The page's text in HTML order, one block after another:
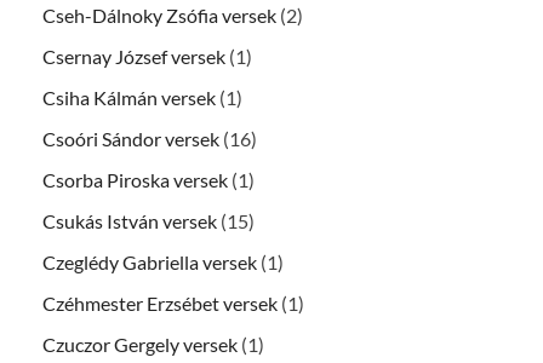
Cseh-Dálnoky Zsófia versek (2)
Csernay József versek (1)
Csiha Kálmán versek (1)
Csoóri Sándor versek (16)
Csorba Piroska versek (1)
Csukás István versek (15)
Czeglédy Gabriella versek (1)
Czéhmester Erzsébet versek (1)
Czuczor Gergely versek (1)